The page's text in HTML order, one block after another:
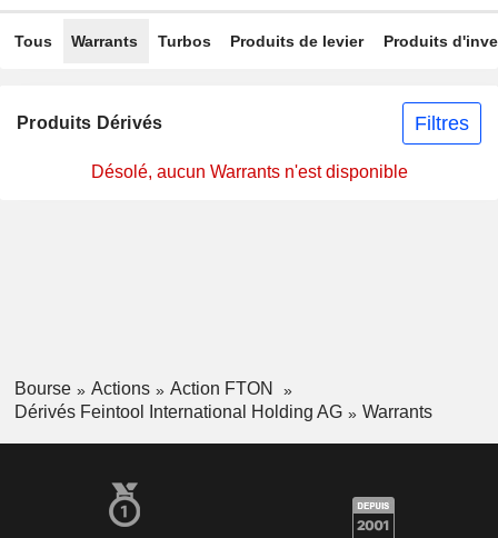
Tous Warrants Turbos Produits de levier Produits
Produits Dérivés Filtres
Désolé, aucun Warrants n'est disponible
Bourse Actions
Action FTON
Dérivés Feintool International Holding AG
Warrants